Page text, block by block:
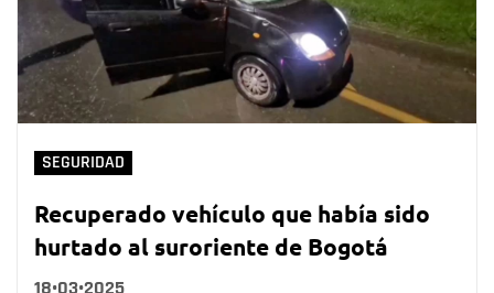
SEGURIDAD
Recuperado vehículo que había sido
hurtado al suroriente de Bogotá